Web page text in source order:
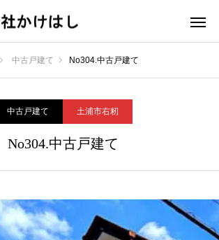
中古戸建て No304.中古戸建て
中古戸建て 土浦市右籾
No304.中古戸建て